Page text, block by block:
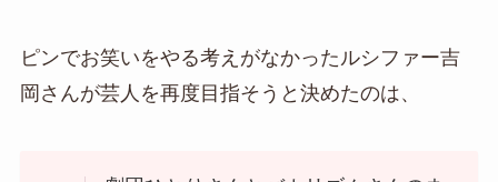
ピンでお笑いをやる考えがなかったルシファー吉
岡さんが芸人を再度目指そうと決めたのは、